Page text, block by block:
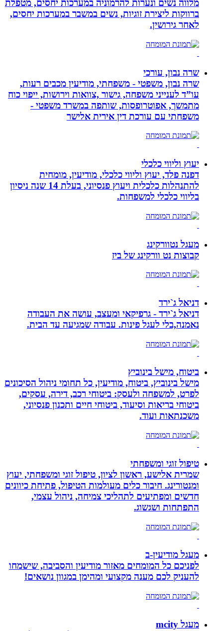
מלווה נשים ונערות להרמוניה במערכות יחסים, מטפלת
ברווקות ליצירת זוגיות, נשים במשבר במערכות יחסים,
לאחר גירושין.
שרה נבון, עורכי
שרה נבון, משפטי - משפחתי, מודיעין מכבים רעות,
עו”ד לענייני משפחה, גישור ,צוואות וירושות, ייפוי כוח
מתמשך, אפוטרופסות, שותפה במשרד משפטי -
משפחתי עם עורכת דין אירית אלישר
יעוץ וליווי כלכלי
דפנה פלד, יעוץ וליווי כלכלי, מודיעין, מומחית
להתנהלות כלכלית ויעוץ פנסיוני, בעלת 14 שנה ניסיון
בליווי כלכלי למשפחות.
מעגל נטוורקינג
קבוצות נט וורקינג של ביז
דניאל ג`ירד
דניאל ג`ירד - גרפיקאי ומעצב, עושה את העבודה
נאמנה,בלי לעגל פינות. עבודה שמגיעה עד הבית.
ביטוח, מישל בינוביץ
מישל בינוביץ, ביטוח, מודיעין, כל תחומי ניהול הסיכונים
לפרט, למשפחה ולעסק: ביטוחי רכב, דירה, עסקים,
ביטוחי בריאות וסיעוד, ביטוחי חיים ותכנון פנסיוני,
משכנתאות ועוד.
טיפול זוגי ומשפחתי
שמרית אלישע, ראשון לציון, טיפול זוגי ומשפחתי, יעוץ
ומנטורינג. חיבור כלים מעולמות הטיפול, פתיחת כיוונים
חדשים ומפתיעים לתהליכי צמיחה, ניהול עצמי,
התפתחות ושגשוג.
מעגל מודיעין-ב
לפניכם כל המומחים מאזור מודיעין והסביבה, שישמחו
להעניק לכם מענה מקצועי ומהימן במגוון נושאים!
מעגל mcity